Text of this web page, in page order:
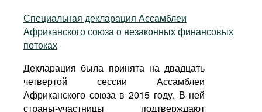
Специальная декларация Ассамблеи
Африканского союза о незаконных финансовых
потоках
Декларация была принята на двадцать
четвертой сессии Ассамблеи
Африканского союза в 2015 году. В ней
страны-участницы подтверждают